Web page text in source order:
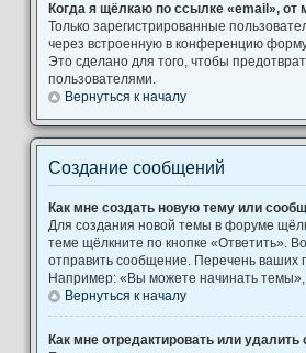
Когда я щёлкаю по ссылке «email»,
Только зарегистрированные
через встроенную в конференцию
Это сделано для того, чтобы
пользователями.
Вернуться к началу
Создание сообщений
Как мне создать новую тему или
Для создания новой темы в форуме
теме щёлкните по кнопке «Ответить».
отправить сообщение. Перечень ваших
Например: «Вы можете начинать
Вернуться к началу
Как мне отредактировать или